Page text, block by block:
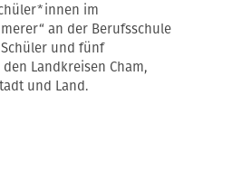
im
an der Berufsschule
und fünf
Landkreisen Cham,
und Land.